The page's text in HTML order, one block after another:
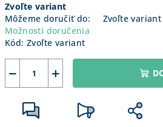
cena:
Zvoľte variant
Môžeme doručiť do:
Zvoľte variant
Možnosti doručenia
Kód: Zvoľte variant
+
−